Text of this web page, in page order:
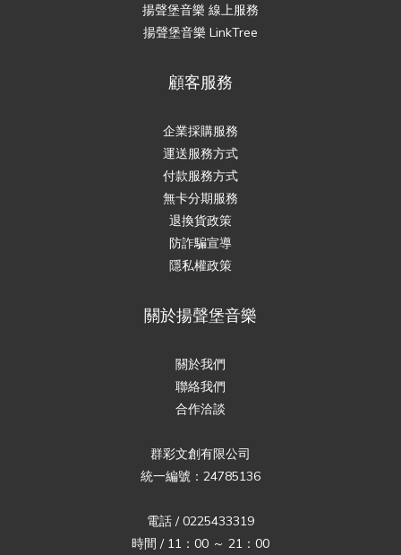
揚聲堡音樂 線上服務
揚聲堡音樂 LinkTree
顧客服務
企業採購服務
運送服務方式
付款服務方式
無卡分期服務
退換貨政策
防詐騙宣導
隱私權政策
關於揚聲堡音樂
關於我們
聯絡我們
合作洽談
群彩文創有限公司
統一編號：24785136
電話 / 0225433319
時間 / 11：00 ～ 21：00